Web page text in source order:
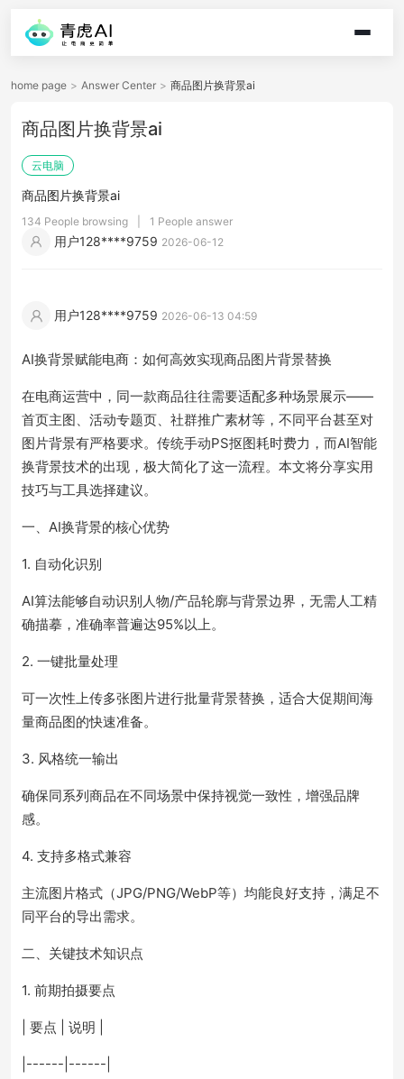
home page > Answer Center > 商品图片换背景ai
商品图片换背景ai
云电脑
商品图片换背景ai
134 People browsing 1 People answer
用户128****9759 2026-06-12
用户128****9759 2026-06-13 04:59
AI换背景赋能电商：如何高效实现商品图片背景替换
在电商运营中，同一款商品往往需要适配多种场景展示——
首页主图、活动专题页、社群推广素材等，不同平台甚至对
图片背景有严格要求。传统手动PS抠图耗时费力，而AI智能
换背景技术的出现，极大简化了这一流程。本文将分享实用
技巧与工具选择建议。
一、AI换背景的核心优势
1. 自动化识别
AI算法能够自动识别人物/产品轮廓与背景边界，无需人工精
确描摹，准确率普遍达95%以上。
2. 一键批量处理
可一次性上传多张图片进行批量背景替换，适合大促期间海
量商品图的快速准备。
3. 风格统一输出
确保同系列商品在不同场景中保持视觉一致性，增强品牌
感。
4. 支持多格式兼容
主流图片格式（JPG/PNG/WebP等）均能良好支持，满足不
同平台的导出需求。
二、关键技术知识点
1. 前期拍摄要点
| 要点 | 说明 |
|------|------|